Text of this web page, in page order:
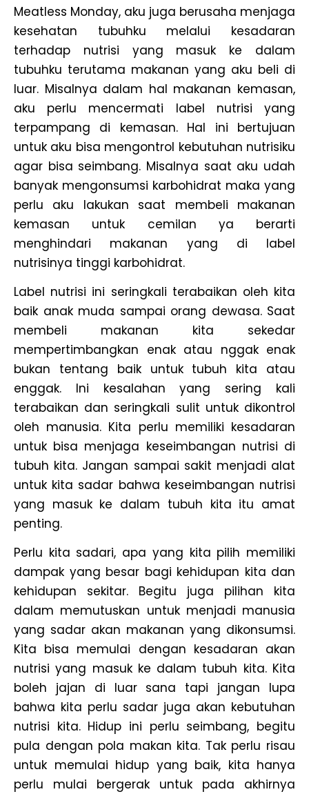
Meatless Monday, aku juga berusaha menjaga
kesehatan tubuhku melalui kesadaran
terhadap nutrisi yang masuk ke dalam
tubuhku terutama makanan yang aku beli di
luar. Misalnya dalam hal makanan kemasan,
aku perlu mencermati label nutrisi yang
terpampang di kemasan. Hal ini bertujuan
untuk aku bisa mengontrol kebutuhan nutrisiku
agar bisa seimbang. Misalnya saat aku udah
banyak mengonsumsi karbohidrat maka yang
perlu aku lakukan saat membeli makanan
kemasan untuk cemilan ya berarti
menghindari makanan yang di label
nutrisinya tinggi karbohidrat.
Label nutrisi ini seringkali terabaikan oleh kita
baik anak muda sampai orang dewasa. Saat
membeli makanan kita sekedar
mempertimbangkan enak atau nggak enak
bukan tentang baik untuk tubuh kita atau
enggak. Ini kesalahan yang sering kali
terabaikan dan seringkali sulit untuk dikontrol
oleh manusia. Kita perlu memiliki kesadaran
untuk bisa menjaga keseimbangan nutrisi di
tubuh kita. Jangan sampai sakit menjadi alat
untuk kita sadar bahwa keseimbangan nutrisi
yang masuk ke dalam tubuh kita itu amat
penting.
Perlu kita sadari, apa yang kita pilih memiliki
dampak yang besar bagi kehidupan kita dan
kehidupan sekitar. Begitu juga pilihan kita
dalam memutuskan untuk menjadi manusia
yang sadar akan makanan yang dikonsumsi.
Kita bisa memulai dengan kesadaran akan
nutrisi yang masuk ke dalam tubuh kita. Kita
boleh jajan di luar sana tapi jangan lupa
bahwa kita perlu sadar juga akan kebutuhan
nutrisi kita. Hidup ini perlu seimbang, begitu
pula dengan pola makan kita. Tak perlu risau
untuk memulai hidup yang baik, kita hanya
perlu mulai bergerak untuk pada akhirnya